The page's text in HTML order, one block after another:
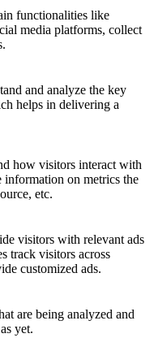
functionalities like
media platforms, collect
and analyze the key
helps in delivering a
how visitors interact with
information on metrics the
etc.
visitors with relevant ads
track visitors across
customized ads.
are being analyzed and
yet.